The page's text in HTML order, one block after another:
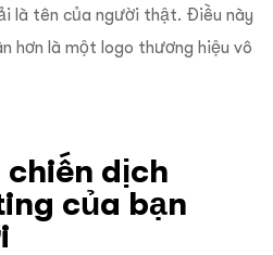
là tên của người thật. Điều này
hơn là một logo thương hiệu vô
chiến dịch
của bạn